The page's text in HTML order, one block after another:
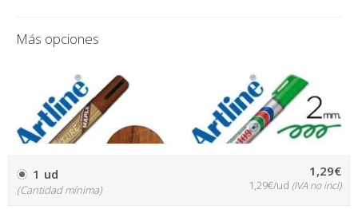
Más opciones
1 ud
(Cantidad mínima)
1,29€
1,29€/ud (IVA no incl)